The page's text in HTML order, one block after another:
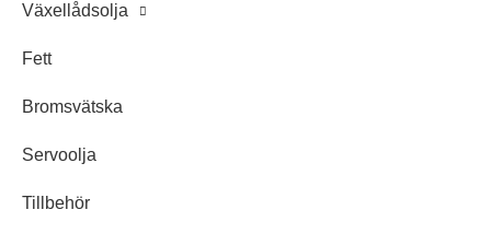
Växellådsolja
Fett
Bromsvätska
Servoolja
Tillbehör